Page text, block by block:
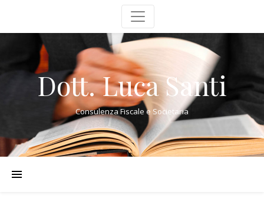
Dott. Luca Santi
Consulenza Fiscale e Societaria